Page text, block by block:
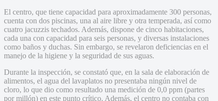
El centro, que tiene capacidad para aproximadamente 300 personas,
cuenta con dos piscinas, una al aire libre y otra temperada, así como
cuatro jacuzzis techados. Además, dispone de cinco habitaciones,
cada una con capacidad para seis personas, y diversas instalaciones
como baños y duchas. Sin embargo, se revelaron deficiencias en el
manejo de la higiene y la seguridad de sus aguas.
Durante la inspección, se constató que, en la sala de elaboración de
alimentos, el agua del lavaplatos no presentaba ningún nivel de
cloro, lo que dio como resultado una medición de 0,0 ppm (partes
por millón) en este punto crítico. Además, el centro no contaba con